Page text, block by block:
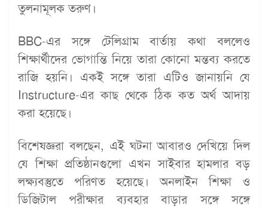
তুলনামূলক তরুণ।
BBC-এর সঙ্গে টেলিগ্রাম বার্তায় কথা বললেও
শিক্ষার্থীদের ভোগান্তি নিয়ে তারা কোনো মন্তব্য করতে
রাজি হয়নি। একই সঙ্গে তারা এটিও জানায়নি যে
Instructure-এর কাছ থেকে ঠিক কত অর্থ আদায়
করা হয়েছে।
বিশেষজ্ঞরা বলছেন, এই ঘটনা আবারও দেখিয়ে দিল
যে শিক্ষা প্রতিষ্ঠানগুলো এখন সাইবার হামলার বড়
লক্ষ্যবস্তুতে পরিণত হয়েছে। অনলাইন শিক্ষা ও
ডিজিটাল পরীক্ষার ব্যবহার বাড়ার সঙ্গে সঙ্গে